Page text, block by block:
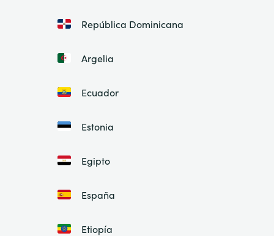
República Dominicana
Argelia
Ecuador
Estonia
Egipto
España
Etiopía